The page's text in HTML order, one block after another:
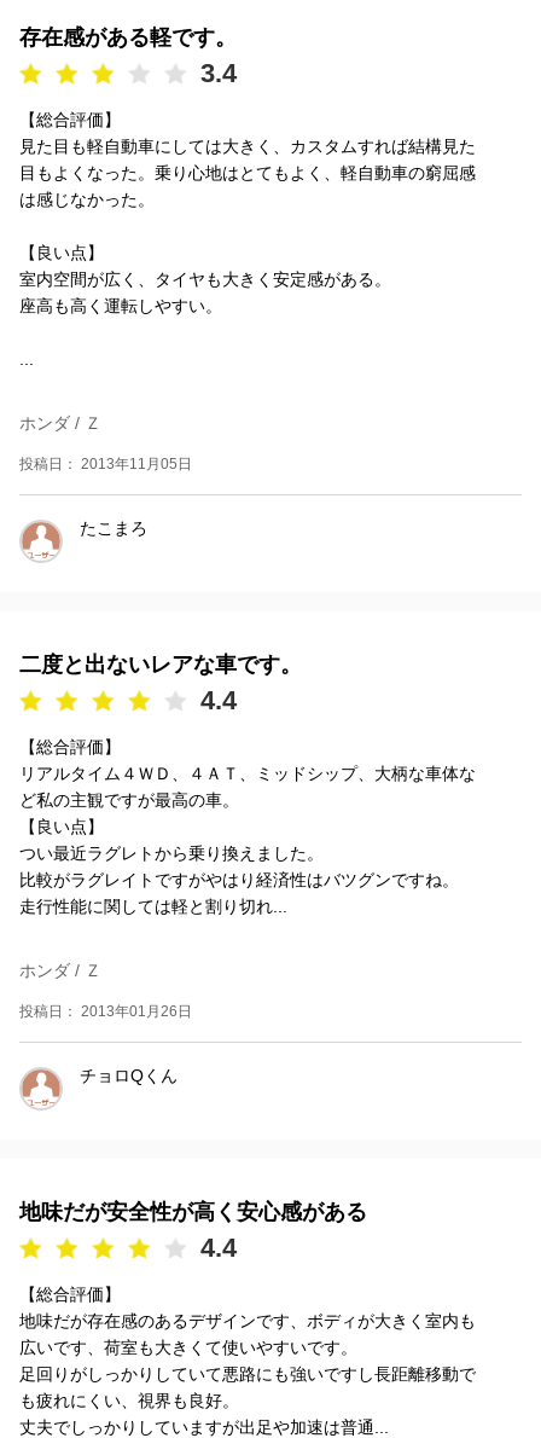
存在感がある軽です。
3.4
【総合評価】
見た目も軽自動車にしては大きく、カスタムすれば結構見た
目もよくなった。乗り心地はとてもよく、軽自動車の窮屈感
は感じなかった。
【良い点】
室内空間が広く、タイヤも大きく安定感がある。
座高も高く運転しやすい。
ホンダ / Ｚ
投稿日： 2013年11月05日
たこまろ
二度と出ないレアな車です。
4.4
【総合評価】
リアルタイム４ＷＤ、４ＡＴ、ミッドシップ、大柄な車体な
ど私の主観ですが最高の車。
【良い点】
つい最近ラグレトから乗り換えました。
比較がラグレイトですがやはり経済性はバツグンですね。
走行性能に関しては軽と割り切れ...
ホンダ / Ｚ
投稿日： 2013年01月26日
チョロQくん
地味だが安全性が高く安心感がある
4.4
【総合評価】
地味だが存在感のあるデザインです、ボディが大きく室内も
広いです、荷室も大きくて使いやすいです。
足回りがしっかりしていて悪路にも強いですし長距離移動で
も疲れにくい、視界も良好。
丈夫でしっかりしていますが出足や加速は普通...